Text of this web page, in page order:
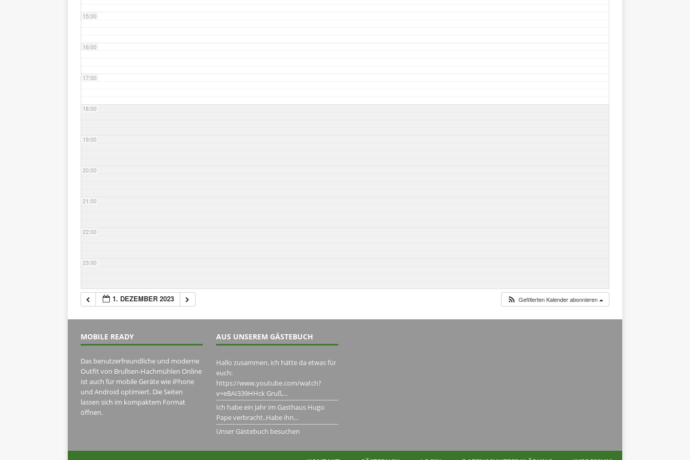
15:00
16:00
17:00
18:00
19:00
20:00
21:00
22:00
23:00
1. DEZEMBER 2023 Gefilterten Kalender abonnieren
MOBILE READY
Das benutzerfreundliche und moderne
Outfit von Brullsen-Hachmühlen Online
ist auch für mobile Geräte wie iPhone
und Android optimiert. Die Seiten
lassen sich im kompaktem Format
öffnen.
AUS UNSEREM GÄSTEBUCH
Hallo zusammen, ich hätte da etwas für
euch:
https://www.youtube.com/watch?
v=eBAI339HHck Gruß,...
Ich habe ein Jahr im Gasthaus Hugo
Pape verbracht..Habe ihn...
Unser Gästebuch besuchen